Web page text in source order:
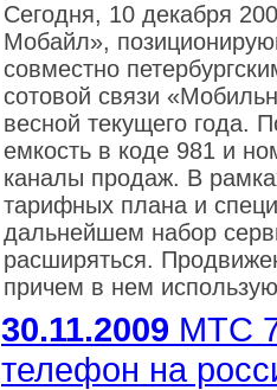
Сегодня, 10 декабря
Мобайл»,
совместно
сотовой связи
весной текущего года.
емкость в коде 981 и
каналы продаж. В
тарифных плана и
дальнейшем набор
расширяться.
причем в нем
30.11.2009 МТС
телефон на